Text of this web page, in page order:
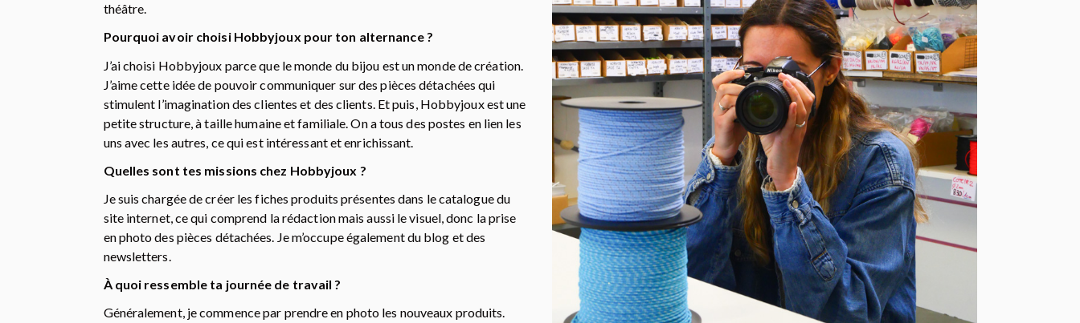
théâtre.
Pourquoi avoir choisi Hobbyjoux pour ton alternance ?
J’ai choisi Hobbyjoux parce que le monde du bijou est un monde de création.
J’aime cette idée de pouvoir communiquer sur des pièces détachées qui
stimulent l’imagination des clientes et des clients. Et puis, Hobbyjoux est une
petite structure, à taille humaine et familiale. On a tous des postes en lien les
uns avec les autres, ce qui est intéressant et enrichissant.
Quelles sont tes missions chez Hobbyjoux ?
Je suis chargée de créer les fiches produits présentes dans le catalogue du
site internet, ce qui comprend la rédaction mais aussi le visuel, donc la prise
en photo des pièces détachées. Je m’occupe également du blog et des
newsletters.
À quoi ressemble ta journée de travail ?
Généralement, je commence par prendre en photo les nouveaux produits.